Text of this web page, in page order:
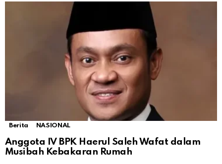
Berita NASIONAL
Anggota IV BPK Haerul Saleh Wafat dalam
Musibah Kebakaran Rumah